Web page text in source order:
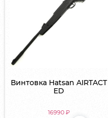
Винтовка Hatsan AIRTACT
ED
16990₽